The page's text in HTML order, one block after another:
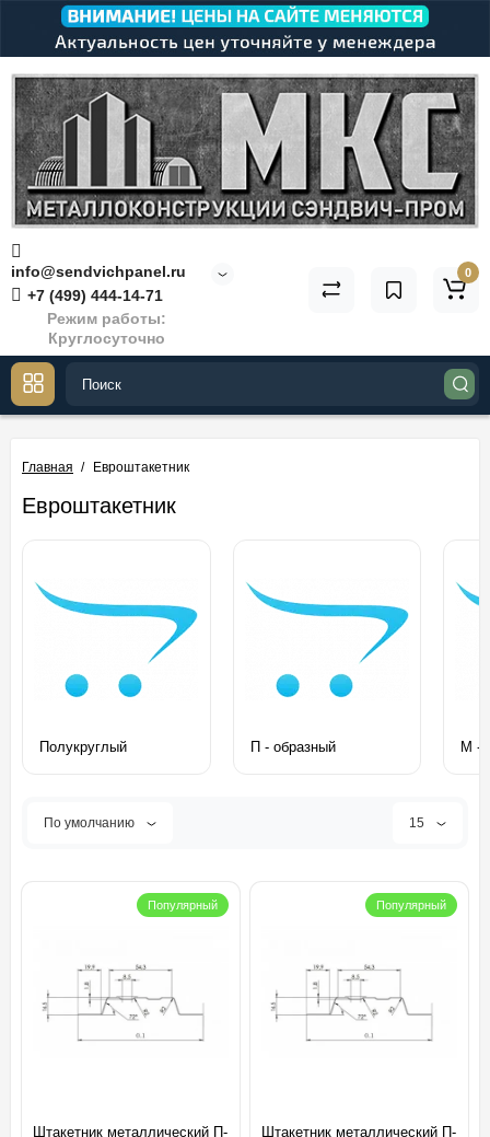
info@sendvichpanel.ru
+7 (499) 444-14-71
Режим работы:
Круглосуточно
0
Главная Евроштакетник
Евроштакетник
Полукруглый П - образный М -
По умолчанию 15
Популярный
Штакетник металлический П-
Популярный
Штакетник металлический П-